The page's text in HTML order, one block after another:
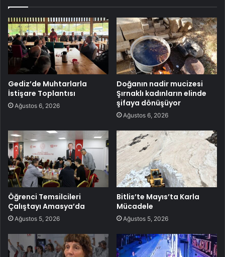
Gediz’de Muhtarlarla
İstişare Toplantısı
Ağustos 6, 2026
Doğanın nadir mucizesi
Şırnaklı kadınların elinde
şifaya dönüşüyor
Ağustos 6, 2026
Öğrenci Temsilcileri
Çalıştayı Amasya’da
Ağustos 5, 2026
Bitlis’te Mayıs’ta Karla
Mücadele
Ağustos 5, 2026